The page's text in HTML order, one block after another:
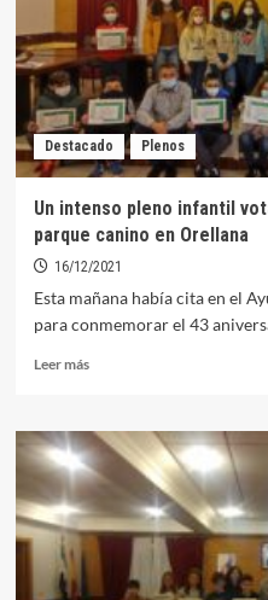
celebrará
el
7
de
diciembre
Destacado Plenos
Un intenso pleno infantil
parque canino en Orellana
16/12/2021
Esta mañana había cita en el
para conmemorar el 43
Leer másLeer
Un
intenso
pleno
infantil
vota
por
creación